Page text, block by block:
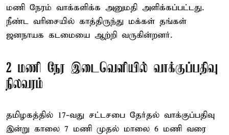
மணி நேரம் வாக்களிக்க அனுமதி அளிக்கப்பட்டது.
நீண்ட வரிசையில் காத்திருந்து மக்கள் தங்கள்
ஜனநாயக கடமையை ஆற்றி வருகின்றனர்.
2 மணி நேர இடைவெளியில் வாக்குப்பதிவு
நிலவரம்
தமிழகத்தில் 17-வது சட்டசபை தேர்தல் வாக்குப்பதிவு
இன்று காலை 7 மணி முதல் மாலை 6 மணி வரை